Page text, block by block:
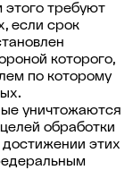
требуют
если срок
которого,
по которому
уничтожаются
обработки
этих